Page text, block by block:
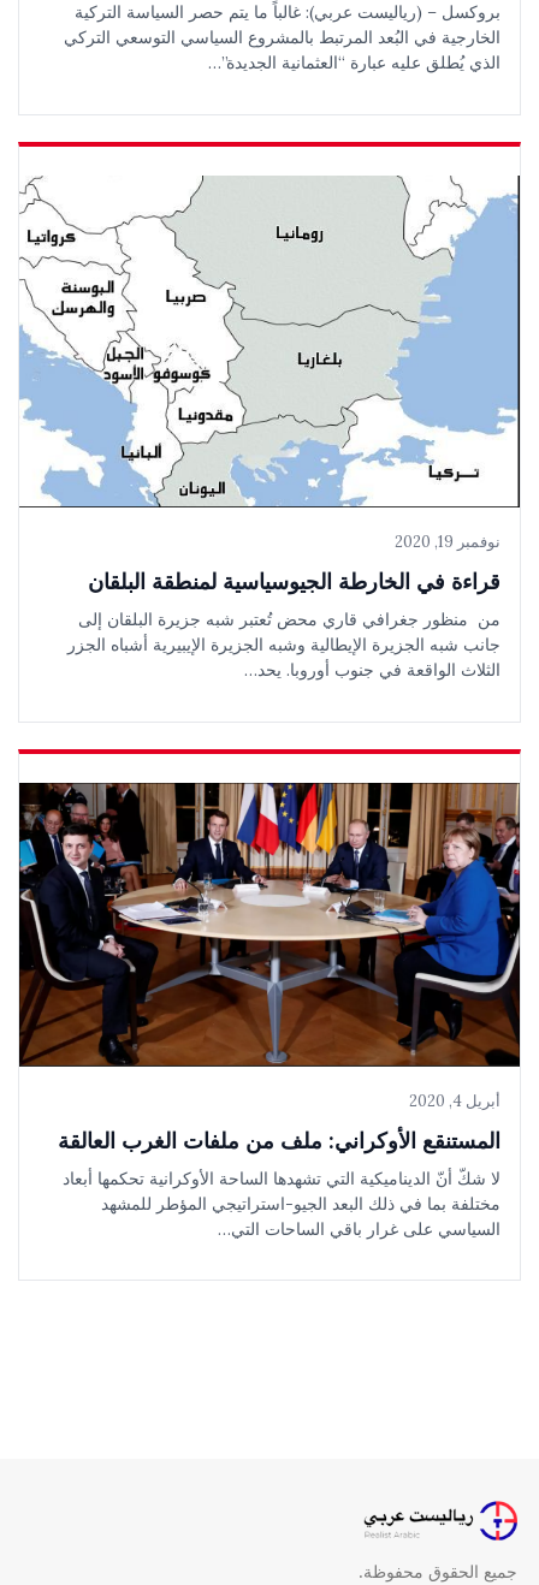
بروكسل – (رياليست عربي): غالباً ما يتم حصر السياسة التركية
الخارجية في البُعد المرتبط بالمشروع السياسي التوسعي التركي
الذي يُطلق عليه عبارة “العثمانية الجديدة”…
نوفمبر 19, 2020
قراءة في الخارطة الجيوسياسية لمنطقة البلقان
من منظور جغرافي قاري محض تُعتبر شبه جزيرة البلقان إلى
جانب شبه الجزيرة الإيطالية وشبه الجزيرة الإيبيرية أشباه الجزر
الثلاث الواقعة في جنوب أوروبا. يحد…
أبريل 4, 2020
المستنقع الأوكراني: ملف من ملفات الغرب العالقة
لا شكّ أنّ الديناميكية التي تشهدها الساحة الأوكرانية تحكمها أبعاد
مختلفة بما في ذلك البعد الجيو-استراتيجي المؤطر للمشهد
السياسي على غرار باقي الساحات التي…
جميع الحقوق محفوظة.